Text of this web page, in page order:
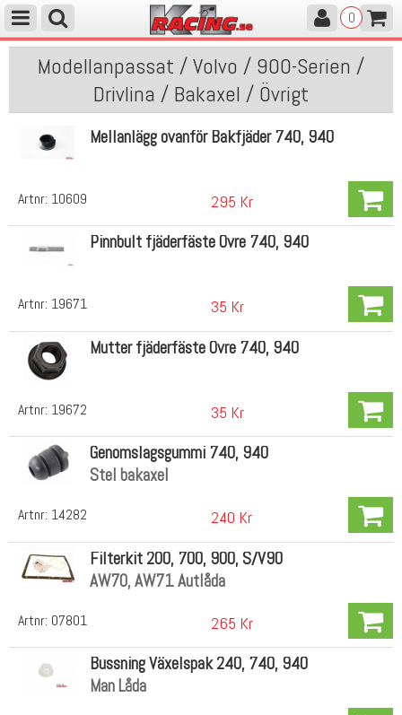
0
Modellanpassat / Volvo / 900-Serien /
Drivlina / Bakaxel / Övrigt
Artnr: 10609
Mellanlägg ovanför Bakfjäder 740, 940
295 Kr
Artnr: 19671
Pinnbult fjäderfäste Övre 740, 940
35 Kr
Artnr: 19672
Mutter fjäderfäste Övre 740, 940
35 Kr
Artnr: 14282
Genomslagsgummi 740, 940
Stel bakaxel
240 Kr
Artnr: 07801
Filterkit 200, 700, 900, S/V90
AW70, AW71 Autlåda
265 Kr
Bussning Växelspak 240, 740, 940
Man Låda